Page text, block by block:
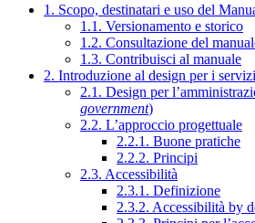
1. Scopo, destinatari e uso del
1.1. Versionamento e storico
1.2. Consultazione del
1.3. Contribuisci al manuale
2. Introduzione al design per i
2.1. Design per
government)
2.2. L’approccio progettuale
2.2.1. Buone pratiche
2.2.2. Principi
2.3. Accessibilità
2.3.1. Definizione
2.3.2. Accessibilità by